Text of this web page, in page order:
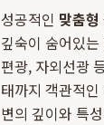
성공적인 맞춤
깊숙이 숨어있
편광, 자외선광
태까지 객관적
변의 깊이와 특